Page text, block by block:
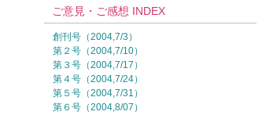
ご意見・ご感想 INDEX
創刊号（2004,7/3）
第２号（2004,7/10）
第３号（2004,7/17）
第４号（2004,7/24）
第５号（2004,7/31）
第６号（2004,8/07）